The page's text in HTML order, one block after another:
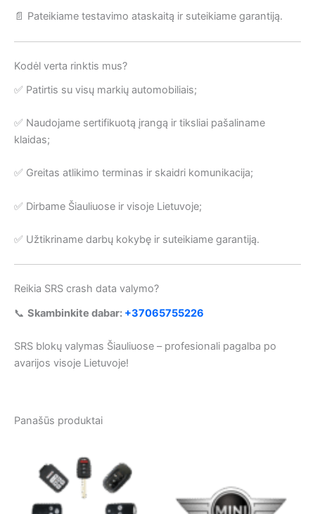
📄 Pateikiame testavimo ataskaitą ir suteikiame garantiją.
Kodėl verta rinktis mus?
✅ Patirtis su visų markių automobiliais;
✅ Naudojame sertifikuotą įrangą ir tiksliai pašaliname
klaidas;
✅ Greitas atlikimo terminas ir skaidri komunikacija;
✅ Dirbame Šiauliuose ir visoje Lietuvoje;
✅ Užtikriname darbų kokybę ir suteikiame garantiją.
Reikia SRS crash data valymo?
📞 Skambinkite dabar: +37065755226
SRS blokų valymas Šiauliuose – profesionali pagalba po
avarijos visoje Lietuvoje!
Panašūs produktai